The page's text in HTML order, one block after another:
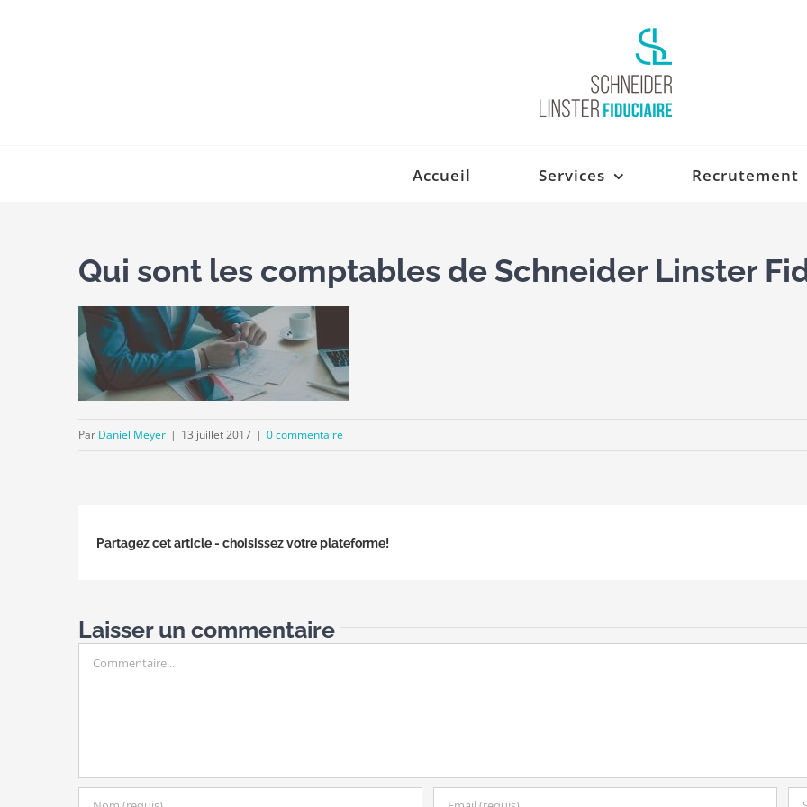
Accueil Services Recrutement
Qui sont les comptables de Schneider Linster
Par Daniel Meyer | 13 juillet 2017 | 0 commentaire
Partagez cet article - choisissez votre plateforme!
Laisser un commentaire
Commentaire